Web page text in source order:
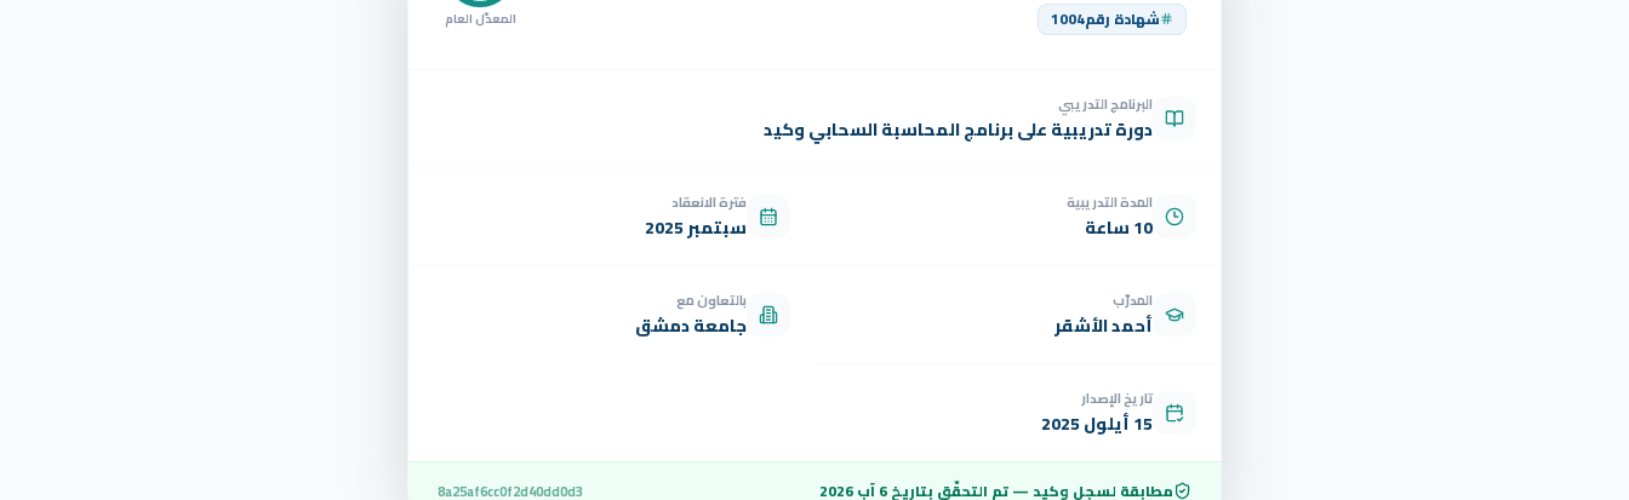
شهادة رقم1004 المعدّل العام
البرنامج التدريبي
دورة تدريبية على برنامج المحاسبة السحابي وكيد
المدة التدريبية
10 ساعة
فترة الانعقاد
سبتمبر 2025
المدرّب
أحمد الأشقر
بالتعاون مع
جامعة دمشق
تاريخ الإصدار
15 أيلول 2025
مطابقة لسجل وكيد — تم التحقّق بتاريخ6 آب 2026 8a25af6cc0f2d40dd0d3